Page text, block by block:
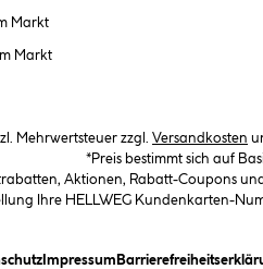
Markt
Markt
Mehrwertsteuer zzgl. Versandkosten
*Preis bestimmt sich auf
Aktionen, Rabatt-Coupons
Ihre HELLWEG Kundenkarten-
ein Dialogfeld)
(öffnet ein Dialogfeld)
Impressum(öffnet ein Dialogfeld)